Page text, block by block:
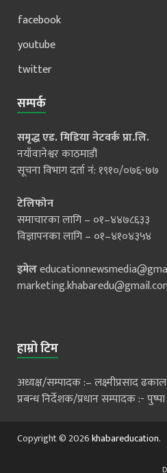
facebook
youtube
twitter
सम्पर्क
समृद्ध एड. मिडिया नेटवर्क प्रा.लि.
नयाँवानेश्वर काठमाडौं
सूचना विभाग दर्ता नं: १९१०/०७६-७७
टेलिफोन
समाचारका लागि – ०१–४४७८६३३
विज्ञापनका लागि – ०१–४१०४३५४
इमेल
हाम्रो टिम
अध्यक्ष/सम्पादक :– लक्ष्मीप्रसाद ढकाल
प्रबन्ध निर्देशक/प्रधान सम्पादक :-
Copyright © 2026khabareducation.